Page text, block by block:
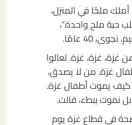
ملحًا في المنزل،
حبة ملح واحدة"،
40 عامًا.
غزة، غزة، غزة. تعالوا
غزة. من لا يصدق،
كيف يموت أطفال غزة.
نموت ببطء، قالت.
في قطاع غزة يوم